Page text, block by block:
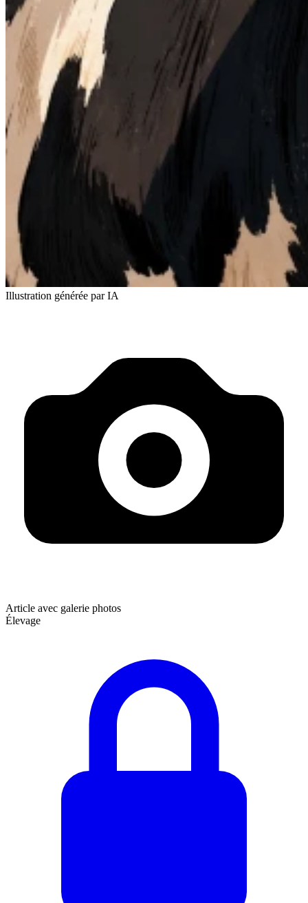
Illustration générée par IA
Article avec galerie photos
Élevage